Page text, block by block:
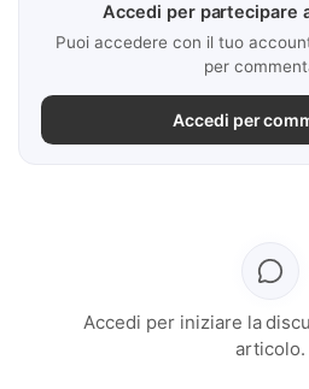
Accedi per partecipare
Puoi accedere con il tuo
per
Accedi per
Accedi per iniziare la
articolo.